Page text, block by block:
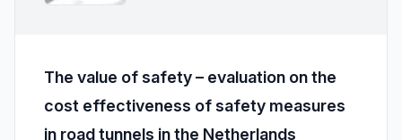
The value of safety – evaluation on the
cost effectiveness of safety measures
in road tunnels in the Netherlands